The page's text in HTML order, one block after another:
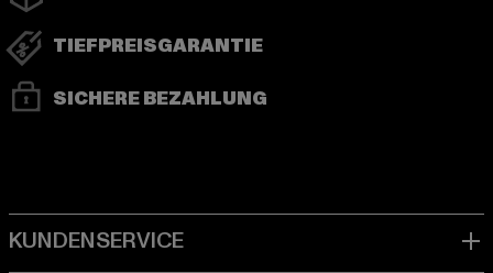
TIEFPREISGARANTIE
SICHERE BEZAHLUNG